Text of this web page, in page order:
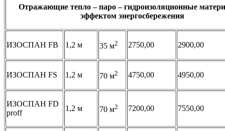
Отражающие тепло – паро – гидроизоляционные
эффектом энергосбережения
ИЗОСПАН FB 1,2 м 35 м2 2750,00 2900,00
ИЗОСПАН FS 1,2 м 70 м2 4750,00 4950,00
ИЗОСПАН FD
proff
1,2 м 70 м2 7200,00 7550,00